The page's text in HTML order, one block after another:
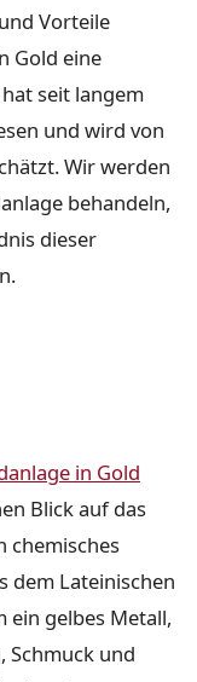
Vorteile
Gold eine
seit langem
und wird von
Wir werden
behandeln,
dieser
in Gold
Blick auf das
chemisches
dem Lateinischen
ein gelbes Metall,
Schmuck und